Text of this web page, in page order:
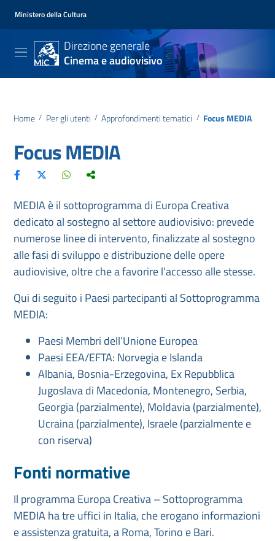
Ministero della Cultura
Direzione generale
Cinema e audiovisivo
Home / Per gli utenti / Approfondimenti tematici / Focus MEDIA
Focus MEDIA
MEDIA è il sottoprogramma di Europa Creativa
dedicato al sostegno al settore audiovisivo: prevede
numerose linee di intervento, finalizzate al sostegno
alle fasi di sviluppo e distribuzione delle opere
audiovisive, oltre che a favorire l’accesso alle stesse.
Qui di seguito i Paesi partecipanti al Sottoprogramma
MEDIA:
Paesi Membri dell’Unione Europea
Paesi EEA/EFTA: Norvegia e Islanda
Albania, Bosnia-Erzegovina, Ex Repubblica
Jugoslava di Macedonia, Montenegro, Serbia,
Georgia (parzialmente), Moldavia (parzialmente),
Ucraina (parzialmente), Israele (parzialmente e
con riserva)
Fonti normative
Il programma Europa Creativa – Sottoprogramma
MEDIA ha tre uffici in Italia, che erogano informazioni
e assistenza gratuita, a Roma, Torino e Bari.